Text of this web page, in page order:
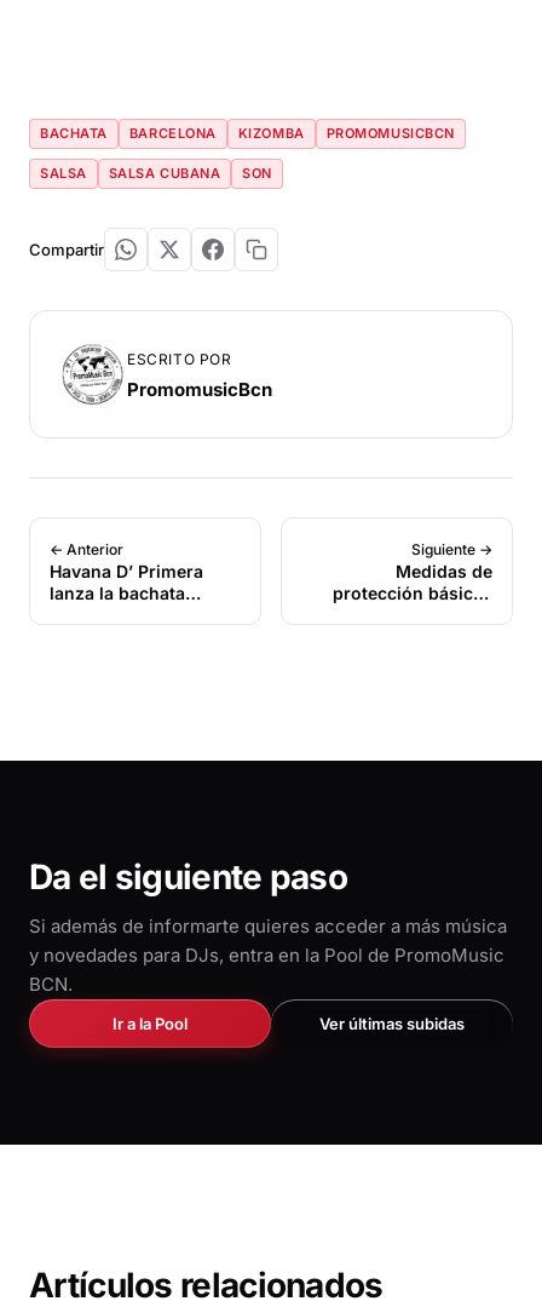
BACHATA BARCELONA KIZOMBA PROMOMUSICBCN
SALSA SALSA CUBANA SON
Compartir
ESCRITO POR
PromomusicBcn
← Anterior
Havana D’ Primera
lanza la bachata
Siguiente →
Medidas de
protección básicas
Da el siguiente paso
Si además de informarte quieres acceder a más música
y novedades para DJs, entra en la Pool de PromoMusic
BCN.
Ir a la Pool Ver últimas subidas
Artículos relacionados